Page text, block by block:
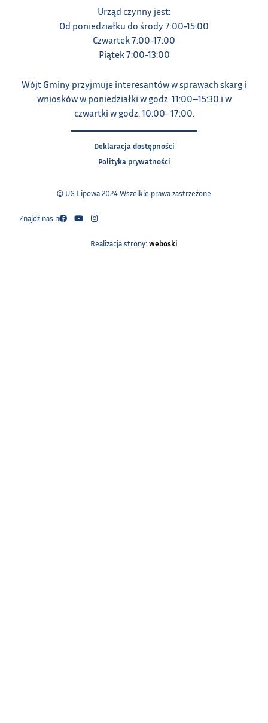
Urząd czynny jest:
Od poniedziałku do środy 7:00-15:00
Czwartek 7:00-17:00
Piątek 7:00-13:00
Wójt Gminy przyjmuje interesantów w sprawach skarg i
wniosków w poniedziałki w godz. 11:00‒15:30 i w
czwartki w godz. 10:00‒17:00.
Deklaracja dostępności
Polityka prywatności
© UG Lipowa 2024 Wszelkie prawa zastrzeżone
Znajdź nas na:
Realizacja strony: weboski